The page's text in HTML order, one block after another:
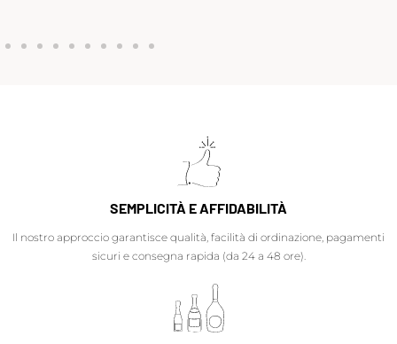
SEMPLICITÀ E AFFIDABILITÀ
Il nostro approccio garantisce qualità, facilità di ordinazione, pagamenti
sicuri e consegna rapida (da 24 a 48 ore).